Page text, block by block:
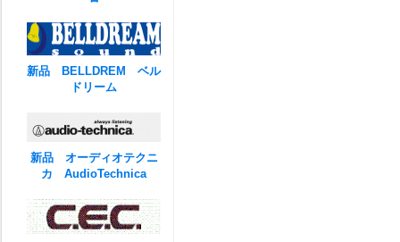
新品 BELLDREM ベル
ドリーム
新品 オーディオテクニ
カ AudioTechnica